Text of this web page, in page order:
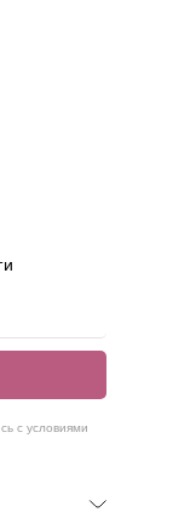
с условиями